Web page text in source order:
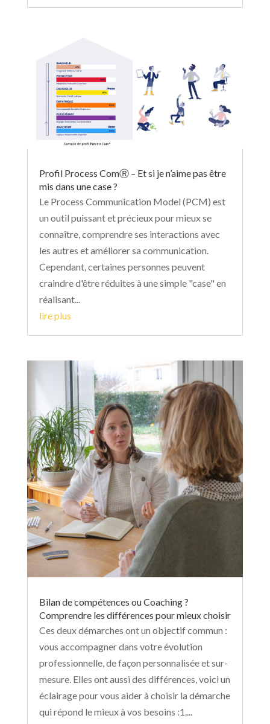
Profil Process ComⓇ – Et si je n’aime pas être
mis dans une case ?
Le Process Communication Model (PCM) est
un outil puissant et précieux pour mieux se
connaître, comprendre ses interactions avec
les autres et améliorer sa communication.
Cependant, certaines personnes peuvent
craindre d'être réduites à une simple "case" en
réalisant...
lire plus
Bilan de compétences ou Coaching ?
Comprendre les différences pour mieux choisir
Ces deux démarches ont un objectif commun :
vous accompagner dans votre évolution
professionnelle, de façon personnalisée et sur-
mesure. Elles ont aussi des différences, voici un
éclairage pour vous aider à choisir la démarche
qui répond le mieux à vos besoins :1....